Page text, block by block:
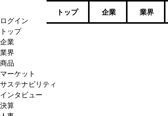
ログイン
トップ
企業
業界
商品
マーケット
サステナビリティ
インタビュー
決算
トップ 企業 業界